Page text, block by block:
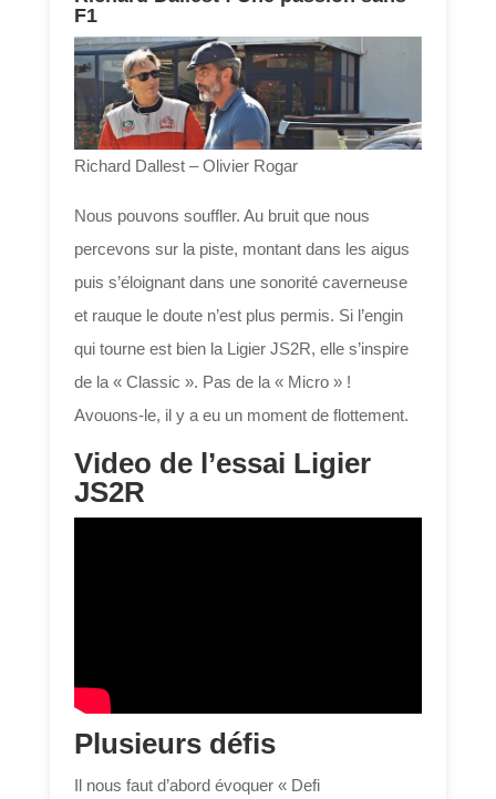
F1
Richard Dallest – Olivier Rogar
Nous pouvons souffler. Au bruit que nous
percevons sur la piste, montant dans les aigus
puis s’éloignant dans une sonorité caverneuse
et rauque le doute n’est plus permis. Si l’engin
qui tourne est bien la Ligier JS2R, elle s’inspire
de la « Classic ». Pas de la « Micro » !
Avouons-le, il y a eu un moment de flottement.
Video de l’essai Ligier
JS2R
Plusieurs défis
Il nous faut d’abord évoquer « Defi